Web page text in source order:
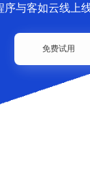
与客如云线上
免费试用